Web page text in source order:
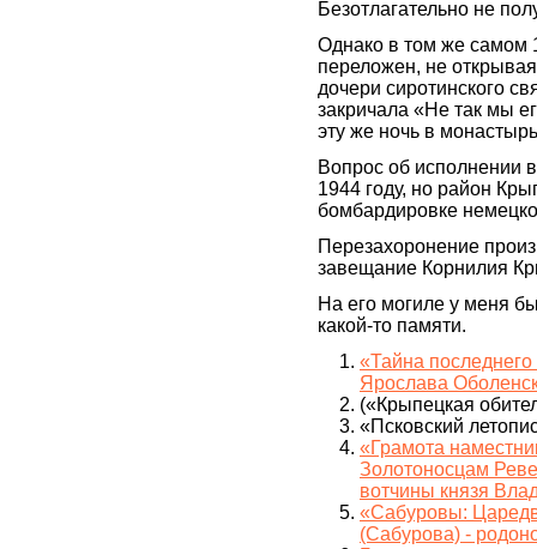
Безотлагательно не
Однако в том же самом
переложен, не
дочери сиротинского
закричала «Не так мы
эту же ночь в
Вопрос об исполнении
1944 году, но район
бомбардировке
Перезахоронение
завещание Корнилия
На его могиле у меня
какой-то памяти.
«Тайна
Ярослава
(«Крыпецкая
«Псковский
«Грамота
Золотоносцам
вотчины князя
«Сабуровы:
(Сабурова) -